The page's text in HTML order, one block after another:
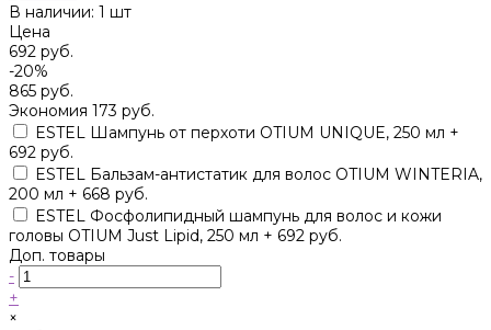
В наличии: 1 шт
Цена
692 руб.
-20%
865 руб.
Экономия 173 руб.
ESTEL Шампунь от перхоти OTIUM UNIQUE, 250 мл +
692 руб.
ESTEL Бальзам-антистатик для волос OTIUM WINTERIA,
200 мл + 668 руб.
ESTEL Фосфолипидный шампунь для волос и кожи
головы OTIUM Just Lipid, 250 мл + 692 руб.
Доп. товары
-
+
×